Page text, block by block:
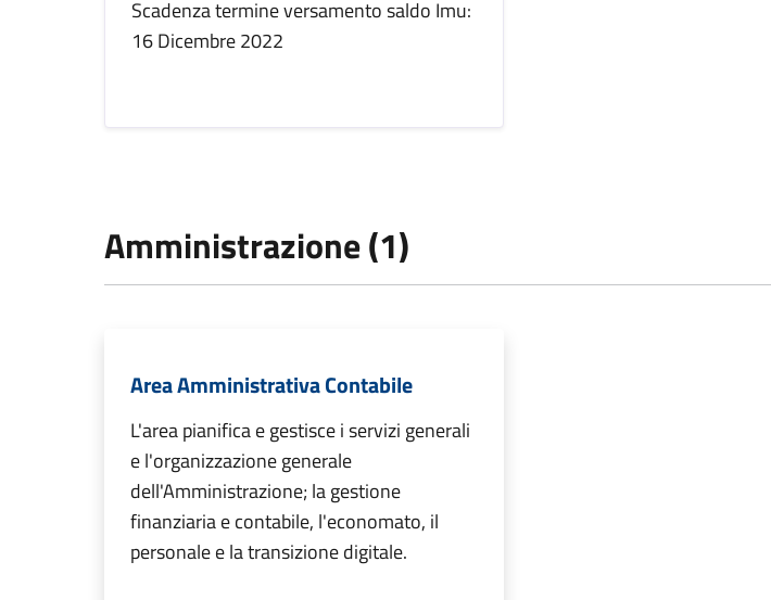
Scadenza termine versamento saldo Imu:
16 Dicembre 2022
Amministrazione (1)
Area Amministrativa Contabile
L'area pianifica e gestisce i servizi generali
e l'organizzazione generale
dell'Amministrazione; la gestione
finanziaria e contabile, l'economato, il
personale e la transizione digitale.